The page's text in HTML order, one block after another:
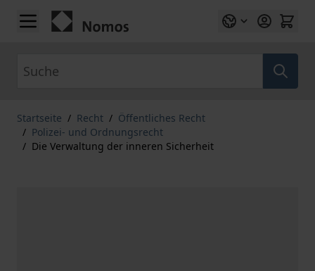
Zum Inhalt springen
Startseite / Recht / Öffentliches Recht
/ Polizei- und Ordnungsrecht
/ Die Verwaltung der inneren Sicherheit